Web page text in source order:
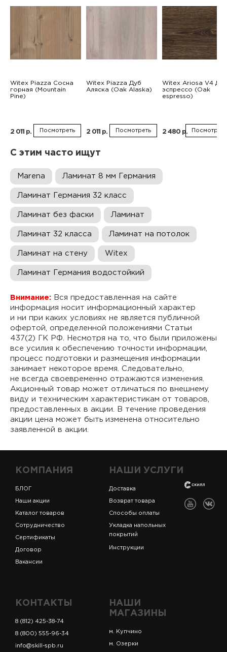
Witex Piazza Сосна
горная (Mountain
Pine)
2 011 р. Посмотреть
Witex Piazza Дуб
Аляска (Oak Alaska)
2 011 р. Посмотреть
Witex Ariosa V4 Дуб
эспрессо (Oak
espresso)
2 480 р. Посмотреть
С этим часто ищут
Marena Ламинат 8 мм Германия
Ламинат Германия 32 класс
Ламинат без фаски Ламинат
Ламинат 32 класса Ламинат на потолок
Ламинат на стену Witex
Ламинат Германия водостойкий
Внимание: Вся предоставленная на сайте
информация носит информационный характер
и ни при каких условиях не является публичной
офертой, определенной положениями Статьи
437(2) ГК РФ. Несмотря на то, что были приложены
все усилия к обеспечению точности информации,
процесс подготовки и размещения информации
занимает некоторое время. Следовательно,
не всегда своевременно отражаются изменения.
Акционный товар может отличаться по внешнему
виду и техническим характеристикам от товаров,
предоставленных в акции. В течение проведения
акции цена может быть изменена относительно
заявленной в акции.
КОМПАНИЯ
БЛОГ
Наши акции
Каталог товаров
Сотрудничество
Сертификаты
Договор
Вакансии
НАШИ УСЛУГИ
Доставка
Возврат товара
Способы оплаты
Укладка напольных
покрытий
Инструкции
КОНТАКТЫ
8 (812) 425-38-74
8 (800) 555-96-34
info@skill-spb.ru
НАШИ
МАГАЗИНЫ
м. Купчино
м. Озерки